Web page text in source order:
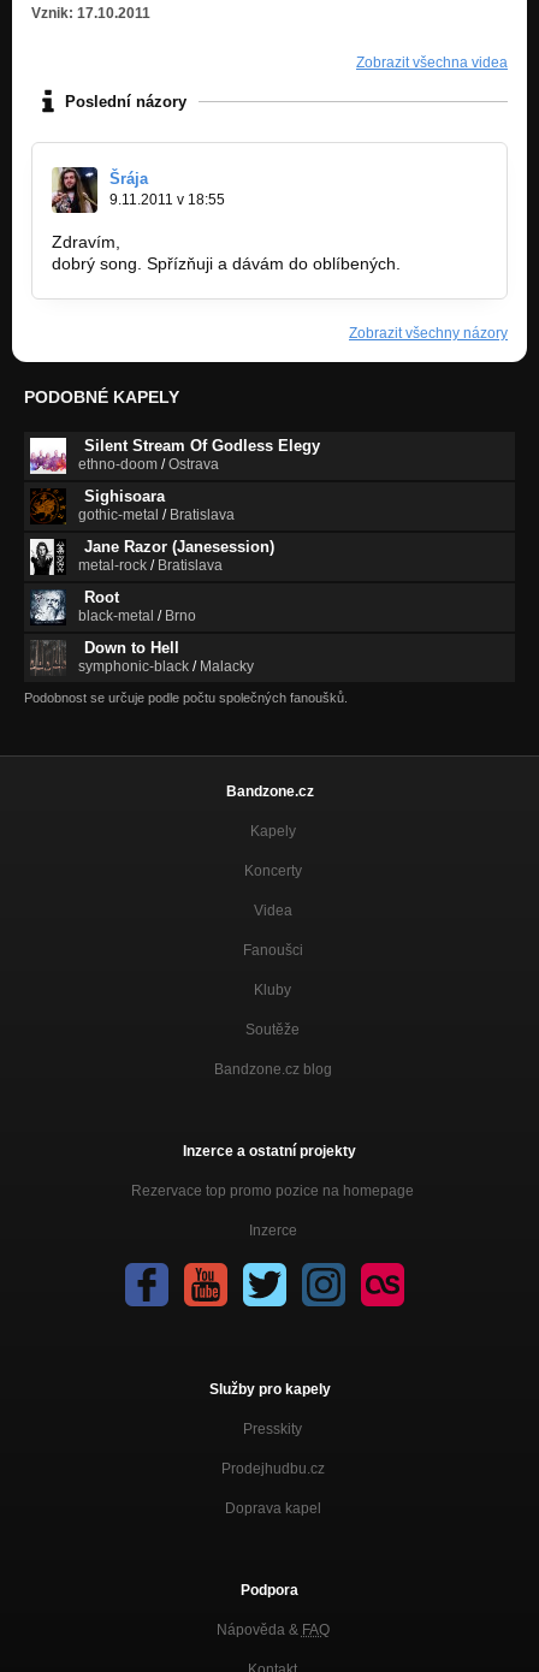
Vznik: 17.10.2011
Zobrazit všechna videa
Poslední názory
Šrája
9.11.2011 v 18:55
Zdravím,
dobrý song. Spřízňuji a dávám do oblíbených.
Zobrazit všechny názory
PODOBNÉ KAPELY
Silent Stream Of Godless Elegy
ethno-doom /Ostrava
Sighisoara
gothic-metal / Bratislava
Jane Razor (Janesession)
metal-rock / Bratislava
Root
black-metal / Brno
Down to Hell
symphonic-black / Malacky
Podobnost se určuje podle počtu společných fanoušků.
Bandzone.cz
Kapely
Koncerty
Videa
Fanoušci
Kluby
Soutěže
Bandzone.cz blog
Inzerce a ostatní projekty
Rezervace top promo pozice na homepage
Inzerce
Služby pro kapely
Presskity
Prodejhudbu.cz
Doprava kapel
Podpora
Nápověda & FAQ